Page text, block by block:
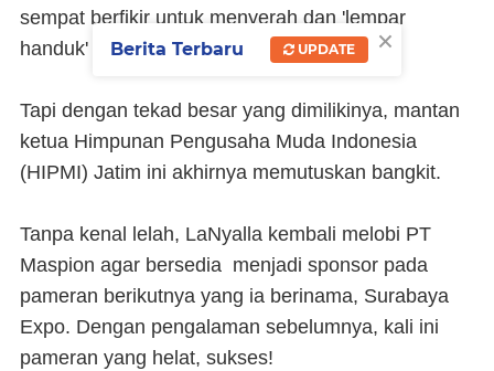
sempat berfikir untuk menyerah dan 'lempar
handuk' dari dunia usaha.
Tapi dengan tekad besar yang dimilikinya, mantan
ketua Himpunan Pengusaha Muda Indonesia
(HIPMI) Jatim ini akhirnya memutuskan bangkit.
Tanpa kenal lelah, LaNyalla kembali melobi PT
Maspion agar bersedia menjadi sponsor pada
pameran berikutnya yang ia berinama, Surabaya
Expo. Dengan pengalaman sebelumnya, kali ini
pameran yang helat, sukses!
×
Berita Terbaru UPDATE